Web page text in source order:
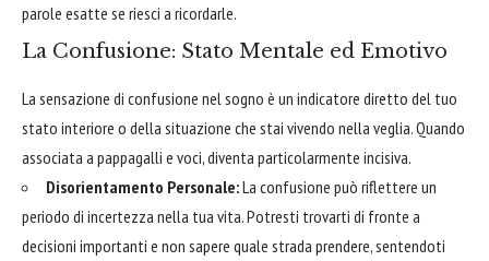
parole esatte se riesci a ricordarle.
La Confusione: Stato Mentale ed Emotivo
La sensazione di confusione nel sogno è un indicatore diretto del tuo
stato interiore o della situazione che stai vivendo nella veglia. Quando
associata a pappagalli e voci, diventa particolarmente incisiva.
Disorientamento Personale:La confusione può riflettere un
periodo di incertezza nella tua vita. Potresti trovarti di fronte a
decisioni importanti e non sapere quale strada prendere, sentendoti